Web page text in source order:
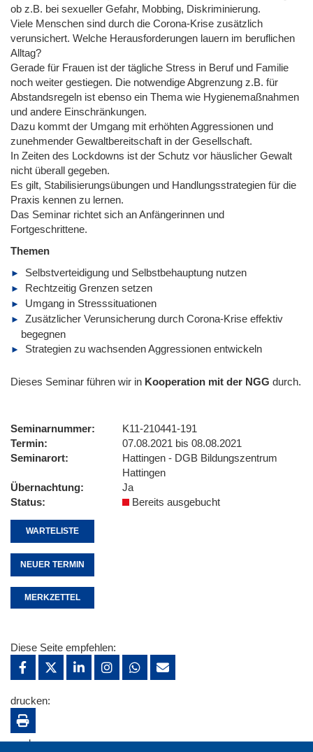
ob z.B. bei sexueller Gefahr, Mobbing, Diskriminierung.
Viele Menschen sind durch die Corona-Krise zusätzlich
verunsichert. Welche Herausforderungen lauern im beruflichen
Alltag?
Gerade für Frauen ist der tägliche Stress in Beruf und Familie
noch weiter gestiegen. Die notwendige Abgrenzung z.B. für
Abstandsregeln ist ebenso ein Thema wie Hygienemaßnahmen
und andere Einschränkungen.
Dazu kommt der Umgang mit erhöhten Aggressionen und
zunehmender Gewaltbereitschaft in der Gesellschaft.
In Zeiten des Lockdowns ist der Schutz vor häuslicher Gewalt
nicht überall gegeben.
Es gilt, Stabilisierungsübungen und Handlungsstrategien für die
Praxis kennen zu lernen.
Das Seminar richtet sich an Anfängerinnen und
Fortgeschrittene.
Themen
Selbstverteidigung und Selbstbehauptung nutzen
Rechtzeitig Grenzen setzen
Umgang in Stresssituationen
Zusätzlicher Verunsicherung durch Corona-Krise effektiv
begegnen
Strategien zu wachsenden Aggressionen entwickeln
Dieses Seminar führen wir in Kooperation mit der NGG durch.
Seminarnummer
K11-210441-191
Termin
07.08.2021 bis 08.08.2021
Seminarort
Hattingen - DGB Bildungszentrum
Hattingen
Übernachtung
Ja
Status
Bereits ausgebucht
WARTELISTE
NEUER TERMIN
MERKZETTEL
Diese Seite empfehlen:
drucken:
merken: